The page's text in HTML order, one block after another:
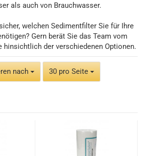
als auch von Brauchwasser.
welchen Sedimentfilter Sie für Ihre
Gern berät Sie das Team vom
hinsichtlich der verschiedenen Optionen.
nach
nach 30 pro Seite
pro Seite